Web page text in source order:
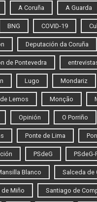
A Coruña A Guarda
BNG COVID-19
Deputación da Coruña
de Pontevedra
Lugo Mondariz
Lemos Monção
Opinión O Porriño
Ponte de Lima
PSdeG PSdeG-
Blanco Salceda de
de Miño Santiago de